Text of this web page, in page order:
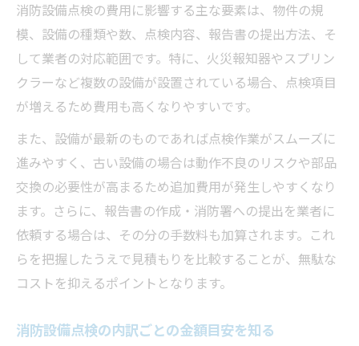
信頼性重視の点検依頼で安心を確保する
見積もり比較でわかる費用削減のヒント
消防設備点検の見積もり比較で得する方法
費用を抑えるための見積もりチェックポイ
ント
見積もり時に確認したい内訳と追加費用
複数業者比較で最適な点検費用を見つける
見積もり比較が生むコスト削減のメリット
消防設備点検の費用に影響する主な要素は、物件の規
模、設備の種類や数、点検内容、報告書の提出方法、そ
して業者の対応範囲です。特に、火災報知器やスプリン
クラーなど複数の設備が設置されている場合、点検項目
が増えるため費用も高くなりやすいです。
また、設備が最新のものであれば点検作業がスムーズに
進みやすく、古い設備の場合は動作不良のリスクや部品
交換の必要性が高まるため追加費用が発生しやすくなり
ます。さらに、報告書の作成・消防署への提出を業者に
依頼する場合は、その分の手数料も加算されます。これ
らを把握したうえで見積もりを比較することが、無駄な
コストを抑えるポイントとなります。
消防設備点検の内訳ごとの金額目安を知る